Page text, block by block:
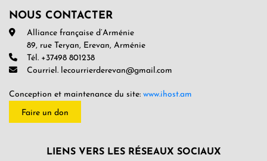
NOUS CONTACTER
Alliance française d’Arménie
89, rue Teryan, Erevan, Arménie
Tél. +37498 801238
Courriel. lecourrierderevan@gmail.com
Conception et maintenance du site: www.ihost.am
Faire un don
LIENS VERS LES RÉSEAUX SOCIAUX